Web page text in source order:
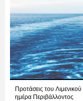
Προτάσεις του
ημέρα Περιβάλλοντος